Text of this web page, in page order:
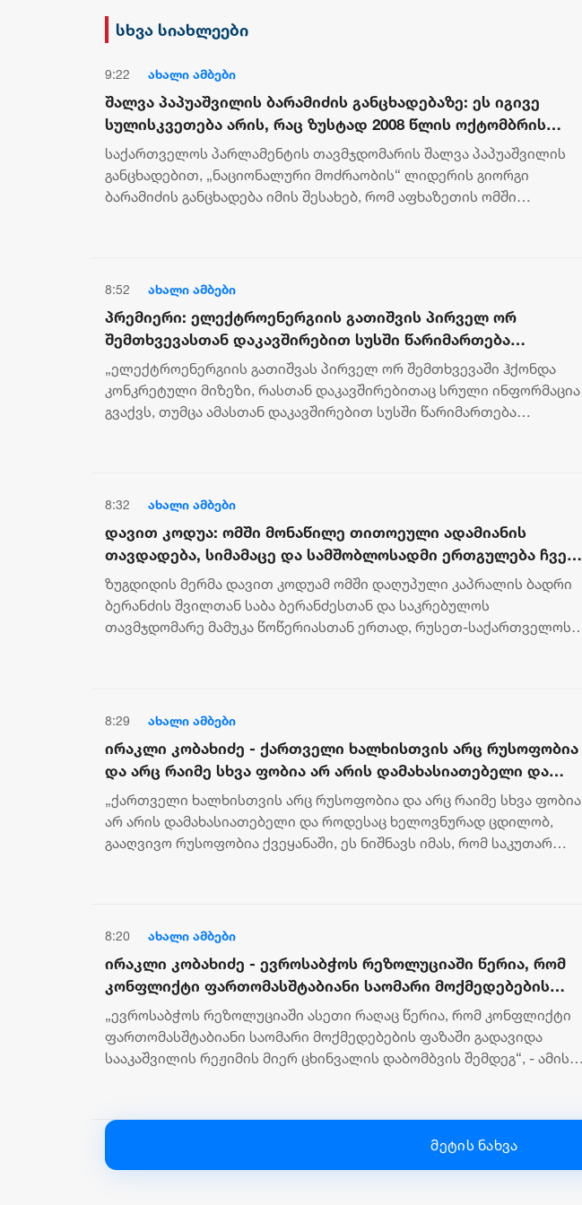
დამხობის მიზნით
დაორგანიზებული შეკრების
მხარდაჭერის გამო
სხვა სიახლეები
9:22 ახალი ამბები
შალვა პაპუაშვილის ბარამიძის განცხადებაზე: ეს იგივე
სულისკვეთება არის, რაც ზუსტად 2008 წლის ოქტომბრის
PACE-ს რეზოლუციის მხარდაჭერა იყო, როდესაც მაშინაც
ქართულ ჯარს „ნაციონალური მოძრაობის“
წარმომადგენლებმა ომის დანაშაულის ჩადენა დააბრალეს
საქართველოს პარლამენტის თავმჯდომარის შალვა პაპუაშვილის
განცხადებით, „ნაციონალური მოძრაობის“ ლიდერის გიორგი
ბარამიძის განცხადება იმის შესახებ, რომ აფხაზეთის ომში
8:52 ახალი ამბები
პრემიერი: ელექტროენერგიის გათიშვის პირველ ორ
შემთხვევასთან დაკავშირებით სუსში წარიმართება
გამოძიება და ინფორმაციას მოგვიანებით დეტალურად
წარვუდგენთ საზოგადოებას, მესამე გათიშვას ჰქონდა
კონკრეტული მიზეზი
„ელექტროენერგიის გათიშვას პირველ ორ შემთხვევაში ჰქონდა
კონკრეტული მიზეზი, რასთან დაკავშირებითაც სრული ინფორმაცია
გვაქვს, თუმცა ამასთან დაკავშირებით სუსში წარიმართება
8:32 ახალი ამბები
დავით კოდუა: ომში მონაწილე თითოეული ადამიანის
თავდადება, სიმამაცე და სამშობლოსადმი ერთგულება ჩვენი
ეროვნული მეხსიერების განუყოფელი ნაწილია
ზუგდიდის მერმა დავით კოდუამ ომში დაღუპული კაპრალის ბადრი
ბერანძის შვილთან საბა ბერანძესთან და საკრებულოს
თავმჯდომარე მამუკა წოწერიასთან ერთად, რუსეთ-საქართველოს
8:29 ახალი ამბები
ირაკლი კობახიძე - ქართველი ხალხისთვის არც რუსოფობია
და არც რაიმე სხვა ფობია არ არის დამახასიათებელი და
როდესაც ხელოვნურად ცდილობ, გააღვივო რუსოფობია
ქვეყანაში, ეს ნიშნავს იმას, რომ საკუთარ ქვეყანას უწყობ
პროვოკაციას
„ქართველი ხალხისთვის არც რუსოფობია და არც რაიმე სხვა ფობია
არ არის დამახასიათებელი და როდესაც ხელოვნურად ცდილობ,
გააღვივო რუსოფობია ქვეყანაში, ეს ნიშნავს იმას, რომ საკუთარ
8:20 ახალი ამბები
ირაკლი კობახიძე - ევროსაბჭოს რეზოლუციაში წერია, რომ
კონფლიქტი ფართომასშტაბიანი საომარი მოქმედებების
ფაზაში გადავიდა სააკაშვილის რეჟიმის მიერ ცხინვალის
დაბომბვის შემდეგ
„ევროსაბჭოს რეზოლუციაში ასეთი რაღაც წერია, რომ კონფლიქტი
ფართომასშტაბიანი საომარი მოქმედებების ფაზაში გადავიდა
სააკაშვილის რეჟიმის მიერ ცხინვალის დაბომბვის შემდეგ“, - ამის
მეტის ნახვა